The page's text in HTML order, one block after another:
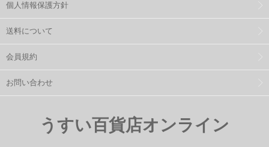
個人情報保護方針
送料について
会員規約
お問い合わせ
うすい百貨店オンライン